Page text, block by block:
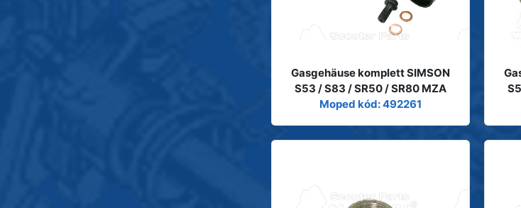
Gasgehäuse komplett SIMSON
S53 / S83 / SR50 / SR80 MZA
Moped kód: 492261